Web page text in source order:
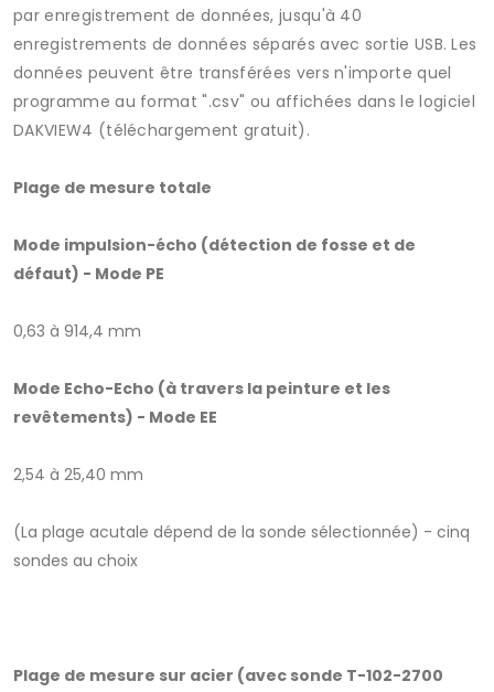
par enregistrement de données, jusqu'à 40
enregistrements de données séparés avec sortie USB. Les
données peuvent être transférées vers n'importe quel
programme au format ".csv" ou affichées dans le logiciel
DAKVIEW4 (téléchargement gratuit).
Plage de mesure totale
Mode impulsion-écho (détection de fosse et de
défaut) - Mode PE
0,63 à 914,4 mm
Mode Echo-Echo (à travers la peinture et les
revêtements) - Mode EE
2,54 à 25,40 mm
(La plage acutale dépend de la sonde sélectionnée) - cinq
sondes au choix
Plage de mesure sur acier (avec sonde T-102-2700